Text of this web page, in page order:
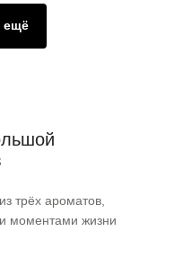
ещё
трёх ароматов,
моментами жизни